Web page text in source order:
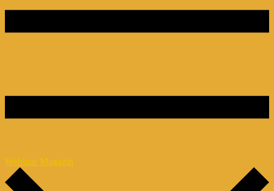
Webinar Magazin